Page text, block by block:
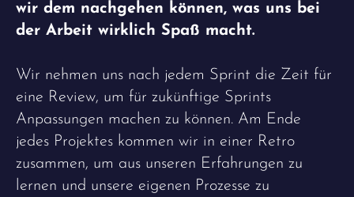
wir dem nachgehen können, was uns bei
der Arbeit wirklich Spaß macht.
Wir nehmen uns nach jedem Sprint die Zeit für
eine Review, um für zukünftige Sprints
Anpassungen machen zu können. Am Ende
jedes Projektes kommen wir in einer Retro
zusammen, um aus unseren Erfahrungen zu
lernen und unsere eigenen Prozesse zu